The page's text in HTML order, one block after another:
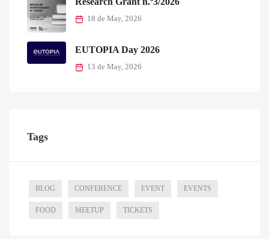
18 de May, 2026
EUTOPIA Day 2026
13 de May, 2026
Tags
BLOG CONFERENCE EVENT EVENTS
FOOD MEETUP TICKETS